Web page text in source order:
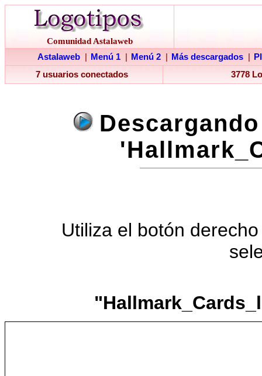
Comunidad Astalaweb
Astalaweb
Menú 1 Menú 2 Más descargados
7 usuarios conectados
3778
Utiliza el botón